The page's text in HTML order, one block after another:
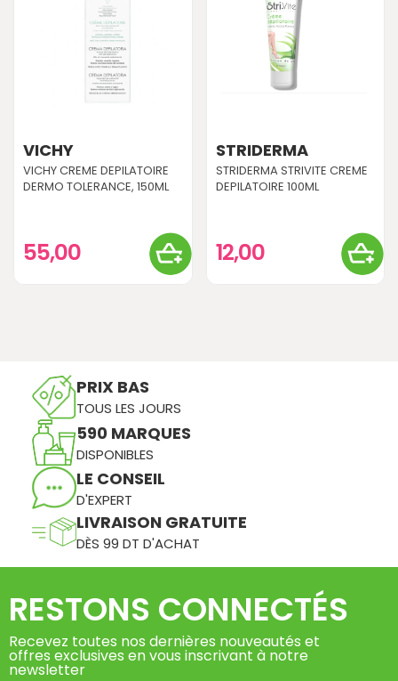
VICHY
VICHY CREME DEPILATOIRE
DERMO TOLERANCE, 150ML
55,00
STRIDERMA
STRIDERMA STRIVITE CREME
DEPILATOIRE 100ML
12,00
PRIX BAS
TOUS LES JOURS
590 MARQUES
DISPONIBLES
LE CONSEIL
D'EXPERT
LIVRAISON GRATUITE
DÈS 99 DT D'ACHAT
RESTONS CONNECTÉS
Recevez toutes nos dernières nouveautés et
offres exclusives en vous inscrivant à notre
newsletter